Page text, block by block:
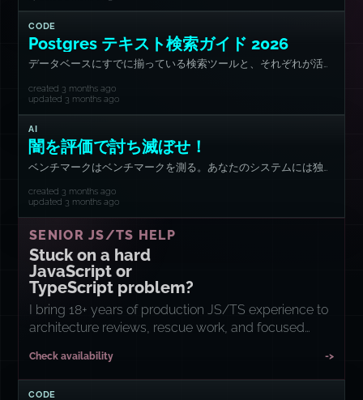
CODE
Postgres テキスト検索ガイド 2026
データベースにすでに揃っている検索ツールと、それぞれが活躍
created 3 months ago
updated 3 months ago
AI
闇を評価で討ち滅ぼせ！
ベンチマークはベンチマークを測る。あなたのシステムには独自
created 3 months ago
updated 3 months ago
SENIOR JS/TS HELP
Stuck on a hard
JavaScript or
TypeScript problem?
I bring 18+ years of production JS/TS experience to
architecture reviews, rescue work, and focused
Check availability ->
CODE